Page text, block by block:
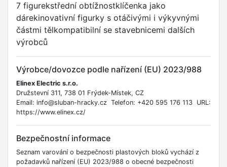
7 figurekstřední obtížnostklíčenka jako
dárekinovativní figurky s otáčivými i výkyvnými
částmi tělkompatibilní se stavebnicemi dalších
výrobců
Výrobce/dovozce podle nařízení (EU) 2023/988
Elinex Electric s.r.o.
Družstevní 311, 738 01 Frýdek-Místek, CZ
Email: info@sluban-hracky.cz Telefon: +420 595 176 113 URL:
https://www.elinex.cz/
Bezpečnostní informace
Seznam varování o bezpečnosti plastových bloků vychází z
požadavků nařízení (EU) 2023/988 o obecné bezpečnosti